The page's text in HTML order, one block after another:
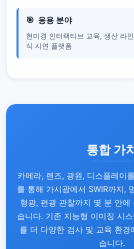
응용 분야
현미경 인터랙티브 교육, 생산 라
식 시연 플랫폼
통합 가치
카메라, 렌즈, 광원, 디스플레이
를 통해 가시광에서 SWIR까지,
형광, 편광 관찰까지 몇 분 안에
습니다. 기존 지능형 이미징 시
를 더 다양한 검사 및 교육 환경
습니다.